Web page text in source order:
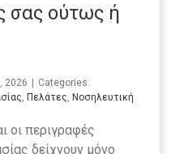
σας ούτως ή
2026 | Categories:
, Πελάτες, Νοσηλευτική
οι περιγραφές
δείχνουν μόνο